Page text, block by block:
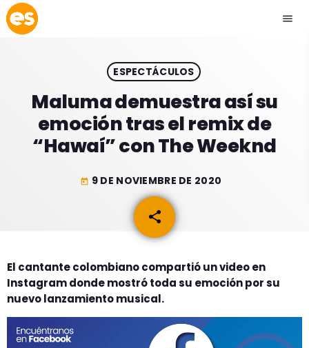
menu
play_arrow EMISIÓN LA PAZ
EMISIÓN COCHABAMBA
ACTUALIDAD
ESPECTÁCULOS
MÚSICA
PROGRAMACIÓN
RADIO SPLENDID
ESPECTÁCULOS
Maluma demuestra así su
emoción tras el remix de
“Hawaí” con The Weeknd
today 9 DE NOVIEMBRE DE 2020
share
email
El cantante colombiano compartió un video en
Instagram donde mostró toda su emoción por su
nuevo lanzamiento musical.